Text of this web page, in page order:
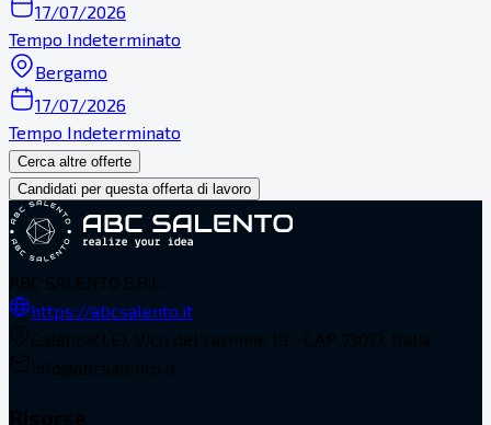
17/07/2026
Tempo Indeterminato
Bergamo
17/07/2026
Tempo Indeterminato
Cerca altre offerte
Candidati per questa offerta di lavoro
https://abcsalento.it